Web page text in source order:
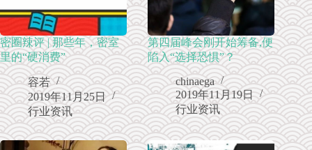
密圈辣评 | 那些年，密室
里的“硬消费”
容若
2019年11月25日
行业资讯
第四届峰会刚开始筹备,便
陷入“选择恐惧”？
chinaega
2019年11月19日
行业资讯